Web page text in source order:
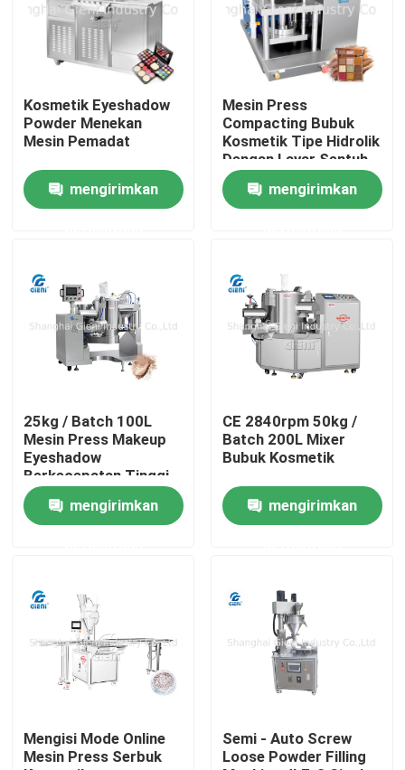
Produk
Video
Tentang Kami
Tur Pabrik
Hubungi Kami
Berita
blog
Kosmetik Eyeshadow
Powder Menekan
Mesin Pemadat
mengirimkan
Mesin Press
Compacting Bubuk
Kosmetik Tipe Hidrolik
Dengan Layar Sentuh
mengirimkan
25kg / Batch 100L
Mesin Press Makeup
Eyeshadow
Berkecepatan Tinggi
mengirimkan
CE 2840rpm 50kg /
Batch 200L Mixer
Bubuk Kosmetik
mengirimkan
Mengisi Mode Online
Mesin Press Serbuk
Semi - Auto Screw
Loose Powder Filling